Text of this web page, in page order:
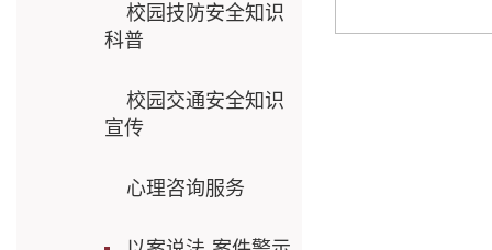
校园技防安全知识
科普
校园交通安全知识
宣传
心理咨询服务